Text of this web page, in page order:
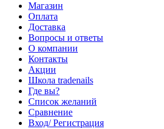
Магазин
Оплата
Доставка
Вопросы и ответы
О компании
Контакты
Акции
Школа tradenails
Где вы?
Список желаний
Сравнение
Вход/ Регистрация